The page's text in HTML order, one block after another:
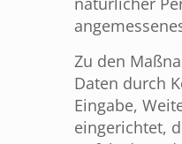
Zu den
Daten durch
Eingabe,
eingerichtet,